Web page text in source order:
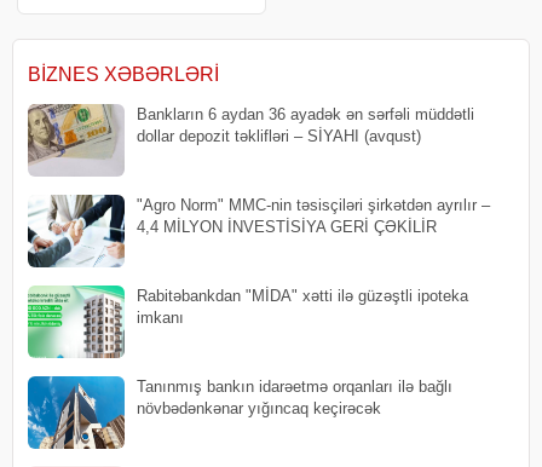
olunub. Final mərhələsi 26–29
iyul tarixlərind
BIZNES XƏBƏRLƏRI
Bankların 6 aydan 36 ayadək ən sərfəli müddətli
dollar depozit təklifləri – SİYAHI (avqust)
"Agro Norm" MMC-nin təsisçiləri şirkətdən ayrılır –
4,4 MİLYON İNVESTİSİYA GERİ ÇƏKİLİR
Rabitəbankdan "MİDA" xətti ilə güzəştli ipoteka
imkanı
Tanınmış bankın idarəetmə orqanları ilə bağlı
növbədənkənar yığıncaq keçirəcək